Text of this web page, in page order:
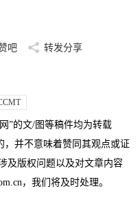
吧 转发分享
”的文/图等稿件均为转载
，并不意味着赞同其观点或证
及版权问题以及对文章内容
，我们将及时处理。